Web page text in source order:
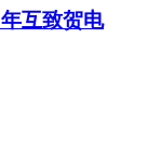
互致贺电